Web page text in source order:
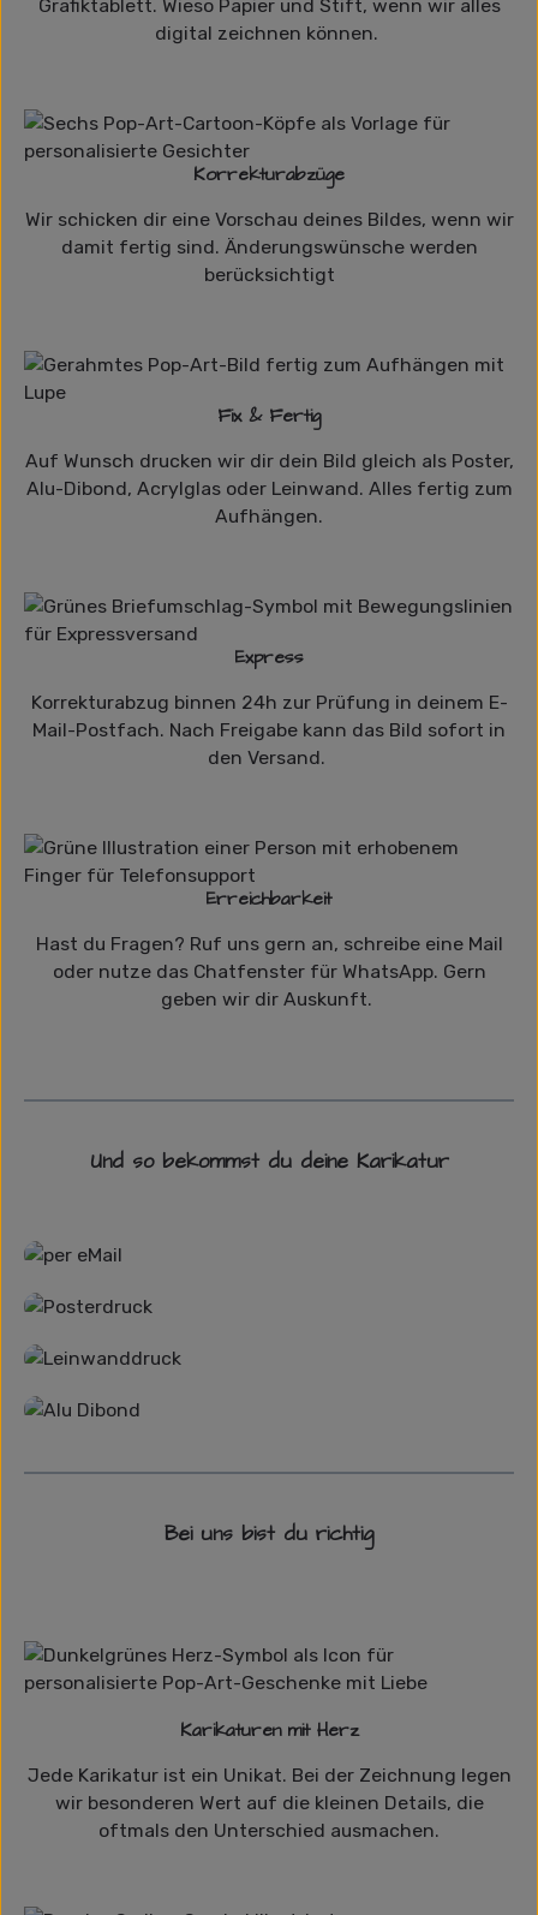
Grafiktablett. Wieso Papier und Stift, wenn wir alles
digital zeichnen können.
Korrekturabzüge
Wir schicken dir eine Vorschau deines Bildes, wenn wir
damit fertig sind. Änderungswünsche werden
berücksichtigt
Fix & Fertig
Auf Wunsch drucken wir dir dein Bild gleich als Poster,
Alu-Dibond, Acrylglas oder Leinwand. Alles fertig zum
Aufhängen.
Express
Korrekturabzug binnen 24h zur Prüfung in deinem E-
Mail-Postfach. Nach Freigabe kann das Bild sofort in
den Versand.
Erreichbarkeit
Hast du Fragen? Ruf uns gern an, schreibe eine Mail
oder nutze das Chatfenster für WhatsApp. Gern
geben wir dir Auskunft.
Und so bekommst du deine Karikatur
Bei uns bist du richtig
Karikaturen mit Herz
Jede Karikatur ist ein Unikat. Bei der Zeichnung legen
wir besonderen Wert auf die kleinen Details, die
oftmals den Unterschied ausmachen.